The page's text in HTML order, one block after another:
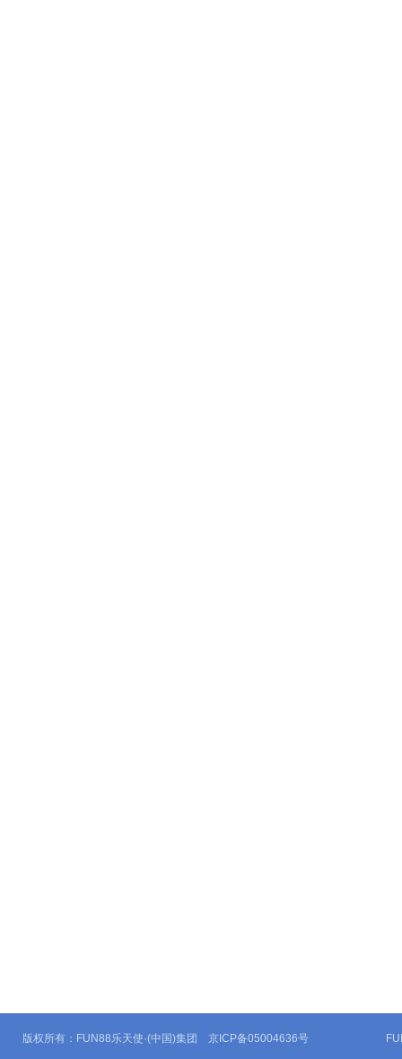
版权所有：FUN88乐天使·(中国)集团 京ICP备05004636号